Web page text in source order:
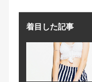
着目した記事